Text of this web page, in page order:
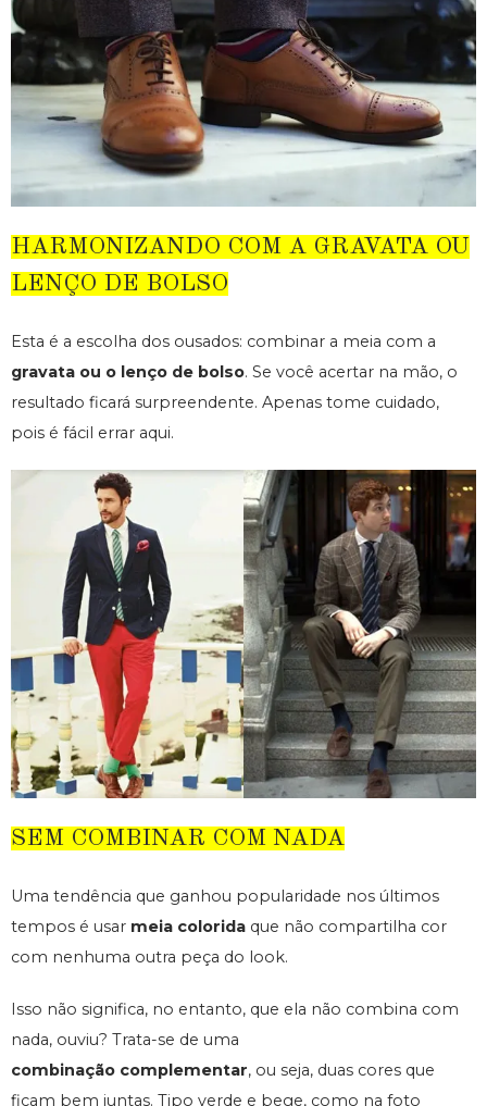
HARMONIZANDO COM A GRAVATA OU
LENÇO DE BOLSO
Esta é a escolha dos ousados: combinar a meia com a
gravata ou o lenço de bolso. Se você acertar na mão, o
resultado ficará surpreendente. Apenas tome cuidado,
pois é fácil errar aqui.
SEM COMBINAR COM NADA
Uma tendência que ganhou popularidade nos últimos
tempos é usar meia colorida que não compartilha cor
com nenhuma outra peça do look.
Isso não significa, no entanto, que ela não combina com
nada, ouviu? Trata-se de uma
combinação complementar, ou seja, duas cores que
ficam bem juntas. Tipo verde e bege, como na foto